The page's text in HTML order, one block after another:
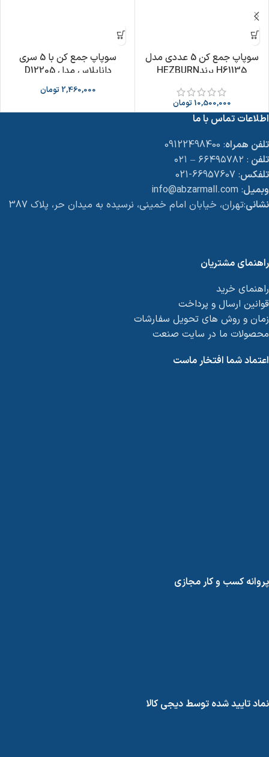
سوپاپ جمع کن 5 عددی مدل
H61135 برندHEZBURN
10,500,000 تومان
سوپاپ جمع کن با 5 سري
داناپلاس مدل D12205
2,460,000 تومان
اطلاعات تماس با ما
تلفن همراه: 09122498400
تلفن : ۶۶۴۹۵۷۸۲ – ۰۲۱
تلفکس: 66957607-021
وبمیل: info@abzarmall.com
نشانی:تهران، خیابان امام خمینی، نرسیده به میدان حر، پلاک 387
راهنمای مشتریان
راهنمای خرید
قوانین ارسال و پرداخت
زمان و روش های تحویل سفارشات
محصولات ما در سایت صنعت
اعتماد شما افتخار ماست
پروانه کسب و کار مجازی
نماد تایید شده توسط دیجی کالا